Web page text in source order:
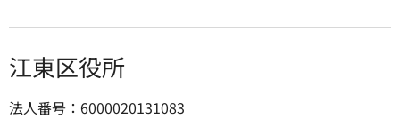
江東区役所
法人番号：6000020131083